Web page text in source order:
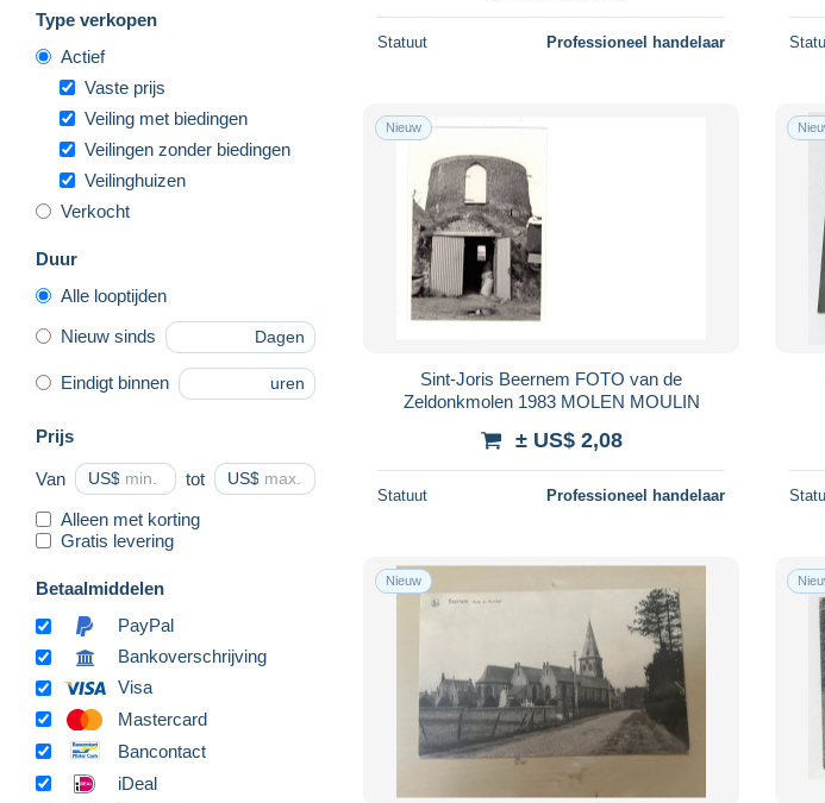
Type verkopen
Actief
Vaste prijs
Veiling met biedingen
Veilingen zonder biedingen
Veilinghuizen
Verkocht
Duur
Alle looptijden
Nieuw sinds Dagen
Eindigt binnen uren
Prijs
Van US$ tot US$
Alleen met korting
Gratis levering
Betaalmiddelen
PayPal
Bankoverschrijving
Visa
Mastercard
Bancontact
iDeal
Statuut Professioneel handelaar
Nieuw
Sint-Joris Beernem FOTO van de
Zeldonkmolen 1983 MOLEN MOULIN
± US$ 2,08
Statuut Professioneel handelaar
Nieuw